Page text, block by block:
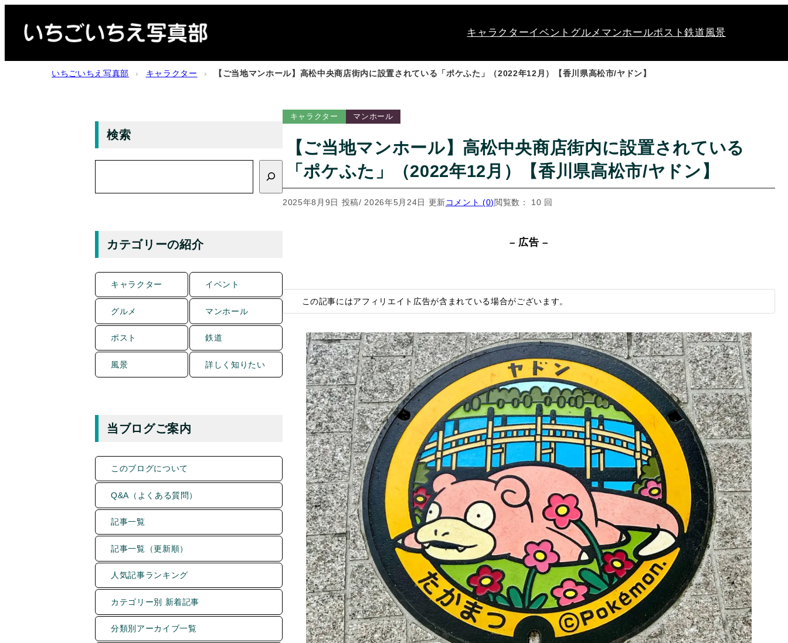
キャラクターイベント グルメ マンホールポスト鉄道 風景
いちごいちえ写真部 › キャラクター › 【ご当地マンホール】高松中央商店街内に設置されている「ポケふた」（2022年12月）【香川県高松市/ヤドン】
キャラクター マンホール
【ご当地マンホール】高松中央商店街内に設置されている
「ポケふた」（2022年12月）【香川県高松市/ヤドン】
2025年8月9日 投稿/ 2026年5月24日 更新コメント (0)閲覧数： 10 回
– 広告 –
この記事にはアフィリエイト広告が含まれている場合がございます。
検索
カテゴリーの紹介
キャラクター イベント
グルメ マンホール
ポスト 鉄道
風景 詳しく知りたい
当ブログご案内
このブログについて
Q&A（よくある質問）
記事一覧
記事一覧（更新順）
人気記事ランキング
カテゴリー別 新着記事
分類別アーカイブ一覧